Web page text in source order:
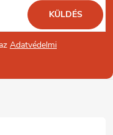
Adatvédelmi
KÜLDÉS